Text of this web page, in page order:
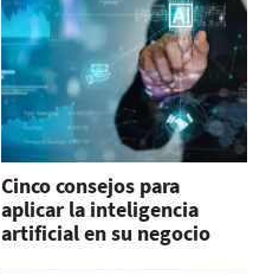
Cinco consejos para
aplicar la inteligencia
artificial en su negocio